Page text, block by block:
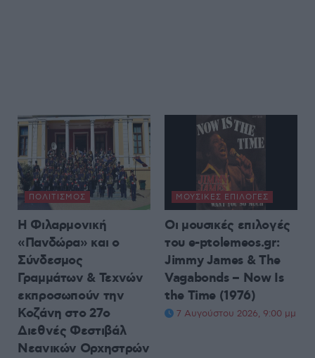
ΠΟΛΙΤΙΣΜΌΣ
Η Φιλαρμονική
«Πανδώρα» και ο
Σύνδεσμος
Γραμμάτων & Τεχνών
εκπροσωπούν την
Κοζάνη στο 27ο
Διεθνές Φεστιβάλ
Νεανικών Ορχηστρών
ΜΟΥΣΙΚΈΣ ΕΠΙΛΟΓΈΣ
Οι μουσικές επιλογές
του e-ptolemeos.gr:
Jimmy James & The
Vagabonds – Now Is
the Time (1976)
7 Αυγούστου 2026, 9:00 μμ